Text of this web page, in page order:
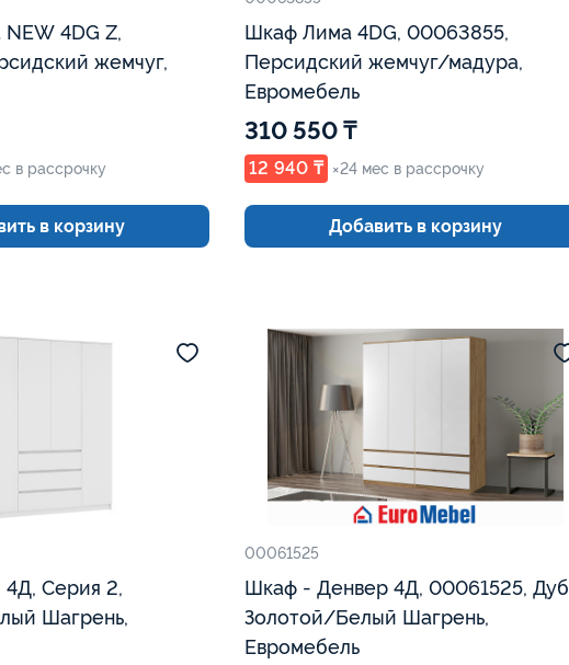
4DG Z,
жемчуг,
в рассрочку
в корзину
Шкаф Лима 4DG, 00063855,
Персидский жемчуг/мадура,
Евромебель
310 550 ₸
12 940 ₸ ×24 мес в рассрочку
Добавить в корзину
Шагрень,
00061525
Шкаф - Денвер 4Д, 00061525, Дуб
Золотой/Белый Шагрень,
Евромебель